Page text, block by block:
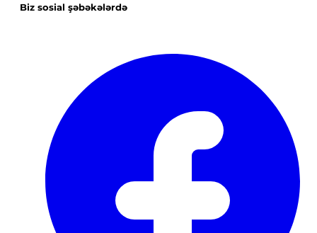
Biz sosial şəbəkələrdə